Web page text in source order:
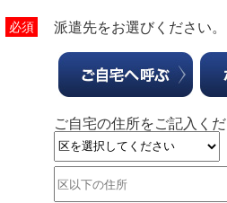
必須 派遣先をお選びください。
ご自宅の住所をご記入く